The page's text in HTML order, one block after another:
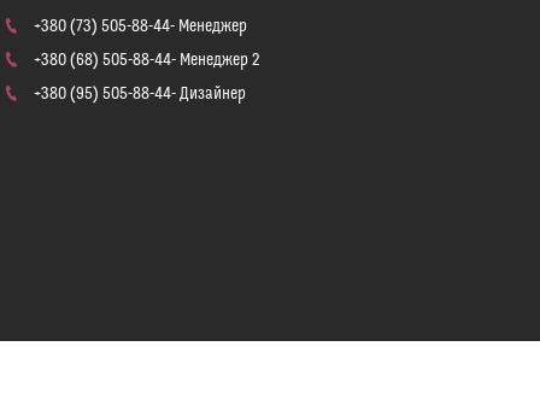
+380 (73) 505-88-44 Менеджер
+380 (68) 505-88-44 Менеджер 2
+380 (95) 505-88-44 Дизайнер